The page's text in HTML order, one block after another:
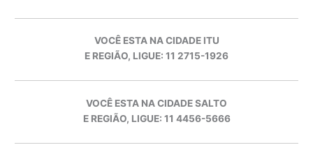
VOCÊ ESTA NA CIDADE ITU
E REGIÃO, LIGUE: 11 2715-1926
VOCÊ ESTA NA CIDADE SALTO
E REGIÃO, LIGUE: 11 4456-5666